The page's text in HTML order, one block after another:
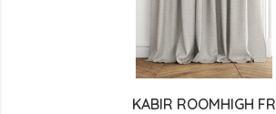
KABIR ROOMHIGH FR